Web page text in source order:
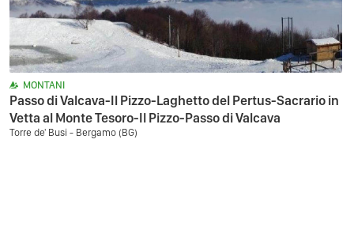
MONTANI
Passo di Valcava-Il Pizzo-Laghetto del Pertus-Sacrario in
Vetta al Monte Tesoro-Il Pizzo-Passo di Valcava
Torre de' Busi - Bergamo (BG)